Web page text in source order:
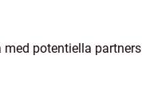
potentiella partners